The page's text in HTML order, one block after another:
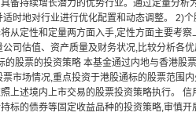
备持续增长潜力的优势行业。通过定量分
时地对行业进行优化配置和动态调整。 2)
从定性和定量两方面入手,定性方面主要考
司估值、资产质量及财务状况,比较分析各
的股票的投资策略 本基金通过内地与香港股
市场情况,重点投资于港股通标的股票范围
上述境内上市交易的股票投资策略执行。
标的债券等固定收益品种的投资策略,审慎